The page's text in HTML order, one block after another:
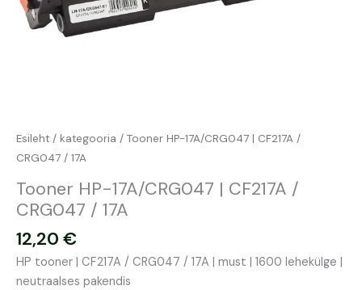
Esileht / kategooria / Tooner HP-17A/CRG047 | CF217A /
CRG047 / 17A
Tooner HP-17A/CRG047 | CF217A /
CRG047 / 17A
12,20 €
HP tooner | CF217A / CRG047 / 17A | must | 1600 lehekülge |
neutraalses pakendis